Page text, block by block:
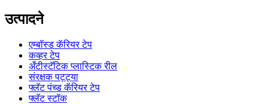
उत्पादने
एम्बॉस्ड कॅरियर टेप
कव्हर टेप
अँटीस्टॅटिक प्लास्टिक रील
संरक्षक पट्ट्या
फ्लॅट पंच्ड कॅरियर टेप
फ्लॅट स्टॉक